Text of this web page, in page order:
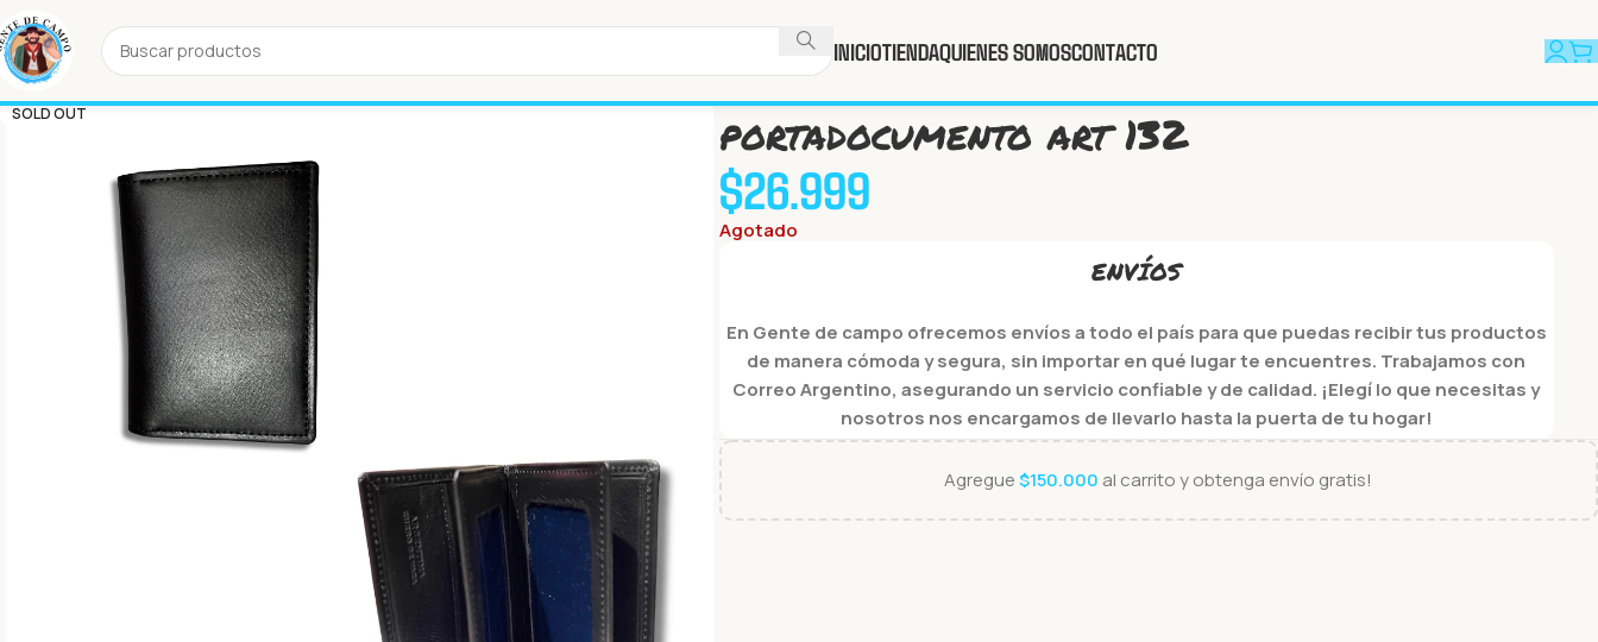
INICIOTIENDAQUIENES SOMOSCONTACTO
SOLD OUT
Inicio Tienda Billeteras portadocumento art 132
portadocumento art 132
$26.999
Agotado
ENVÍOS
En Gente de campo ofrecemos envíos a todo el país para que puedas recibir tus productos
de manera cómoda y segura, sin importar en qué lugar te encuentres. Trabajamos con
Correo Argentino, asegurando un servicio confiable y de calidad. ¡Elegí lo que necesitas y
nosotros nos encargamos de llevarlo hasta la puerta de tu hogar!
Agregue$150.000 al carrito y obtenga envío gratis!